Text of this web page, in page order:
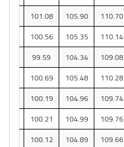
110.70
105.90
101.08
110.14
105.35
100.56
109.08
104.34
99.59
110.28
105.48
100.69
109.74
104.96
100.19
109.76
104.99
100.21
109.66
104.89
100.12